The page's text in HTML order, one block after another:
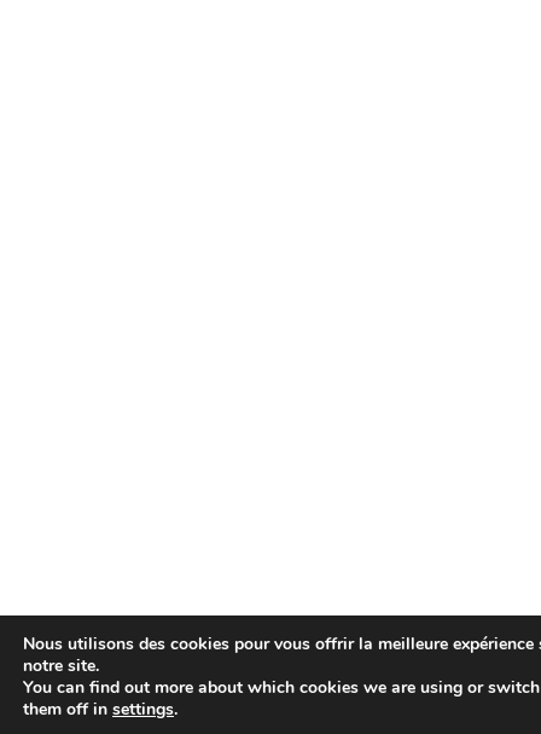
Nous utilisons des cookies pour vous offrir la meilleure expérience
notre site.
You can find out more about which cookies we are using or switch
them off in settings.